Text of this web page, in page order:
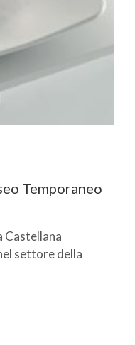
Temporaneo
settore della